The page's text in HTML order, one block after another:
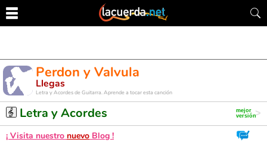
Perdon y Valvula
Llegas
Letra y Acordes de Guitarra. Aprende a tocar esta canción
Letra y Acordes
¡ Visita nuestro nuevo Blog !